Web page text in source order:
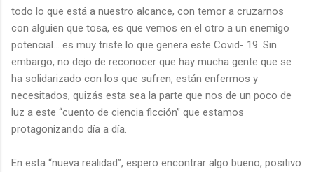
todo lo que está a nuestro alcance, con temor a cruzarnos
con alguien que tosa, es que vemos en el otro a un enemigo
potencial… es muy triste lo que genera este Covid- 19. Sin
embargo, no dejo de reconocer que hay mucha gente que se
ha solidarizado con los que sufren, están enfermos y
necesitados, quizás esta sea la parte que nos de un poco de
luz a este “cuento de ciencia ficción” que estamos
protagonizando día a día.
En esta “nueva realidad”, espero encontrar algo bueno, positivo